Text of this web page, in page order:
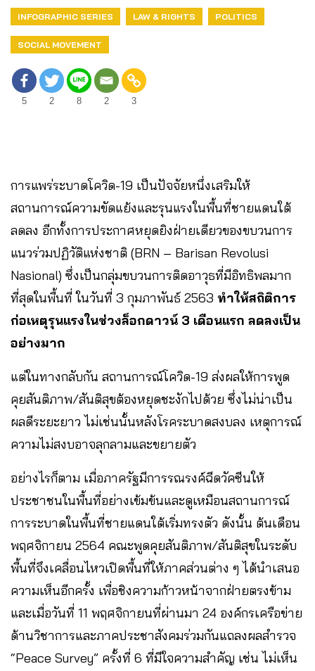
INFOGRAPHIC SERIES LAW & RIGHTS POLITICS
SOCIAL MOVEMENT
5 2 8 2 3
การแพร่ระบาดโควิด-19 เป็นปัจจัยหนึ่งเสริมให้
สถานการณ์ความขัดแย้งและรุนแรงในพื้นที่ชายแดนใต้
ลดลง อีกทั้งการประกาศหยุดยิงฝ่ายเดียวของขบวนการ
แนวร่วมปฏิวัติแห่งชาติ (BRN – Barisan Revolusi
Nasional) ซึ่งเป็นกลุ่มขบวนการติดอาวุธที่มีอิทธิพลมาก
ที่สุดในพื้นที่ ในวันที่ 3 กุมภาพันธ์ 2563 ทำให้สถิติการ
ก่อเหตุรุนแรงในช่วงล็อกดาวน์ 3 เดือนแรก ลดลงเป็น
อย่างมาก
แต่ในทางกลับกัน สถานการณ์โควิด-19 ส่งผลให้การพูด
คุยสันติภาพ/สันติสุขต้องหยุดชะงักไปด้วย ซึ่งไม่น่าเป็น
ผลดีระยะยาว ไม่เช่นนั้นหลังโรคระบาดสงบลง เหตุการณ์
ความไม่สงบอาจลุกลามและขยายตัว
อย่างไรก็ตาม เมื่อภาครัฐมีการรณรงค์ฉีดวัคซีนให้
ประชาชนในพื้นที่อย่างเข้มข้นและดูเหมือนสถานการณ์
การระบาดในพื้นที่ชายแดนใต้เริ่มทรงตัว ดังนั้น ต้นเดือน
พฤศจิกายน 2564 คณะพูดคุยสันติภาพ/สันติสุขในระดับ
พื้นที่จึงเคลื่อนไหวเปิดพื้นที่ให้ภาคส่วนต่าง ๆ ได้นำเสนอ
ความเห็นอีกครั้ง เพื่อชิงความก้าวหน้าจากฝ่ายตรงข้าม
และเมื่อวันที่ 11 พฤศจิกายนที่ผ่านมา 24 องค์กรเครือข่าย
ด้านวิชาการและภาคประชาสังคมร่วมกันแถลงผลสำรวจ
“Peace Survey” ครั้งที่ 6 ที่มีใจความสำคัญ เช่น ไม่เห็น